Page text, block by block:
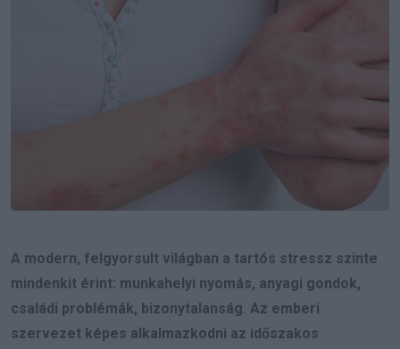
A modern, felgyorsult világban a tartós stressz szinte
mindenkit érint: munkahelyi nyomás, anyagi gondok,
családi problémák, bizonytalanság. Az emberi
szervezet képes alkalmazkodni az időszakos